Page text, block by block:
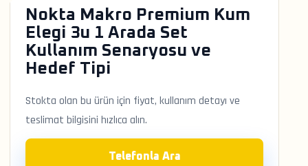
Nokta Makro Premium Kum
Elegi 3u 1 Arada Set
Kullanım Senaryosu ve
Hedef Tipi
Stokta olan bu ürün için fiyat, kullanım detayı ve
teslimat bilgisini hızlıca alın.
Telefonla Ara